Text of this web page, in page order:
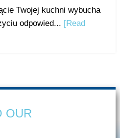
Twojej kuchni wybucha
odpowied... [Read
OUR